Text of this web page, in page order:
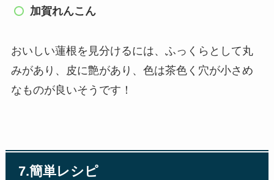
加賀れんこん
おいしい蓮根を見分けるには、 ふっくらとして丸
みがあり、皮に艶があり、 色は茶色く穴が小さめ
なものが良いそうです！
7.簡単レシピ